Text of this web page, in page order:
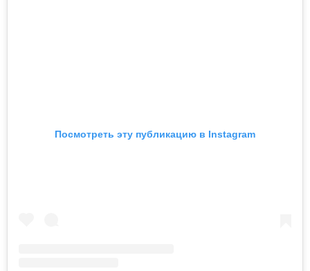
Посмотреть эту публикацию в Instagram